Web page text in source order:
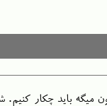
میگه باید چکار